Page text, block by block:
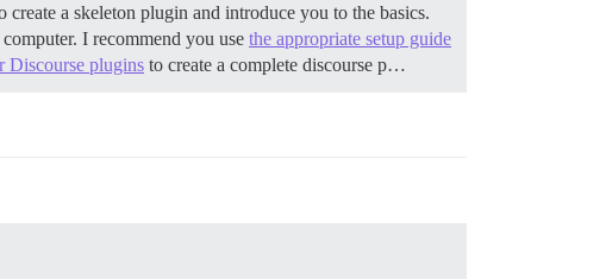
a skeleton plugin and introduce you to the basics.
I recommend you use the appropriate setup guide
Discourse plugins to create a complete discourse p…